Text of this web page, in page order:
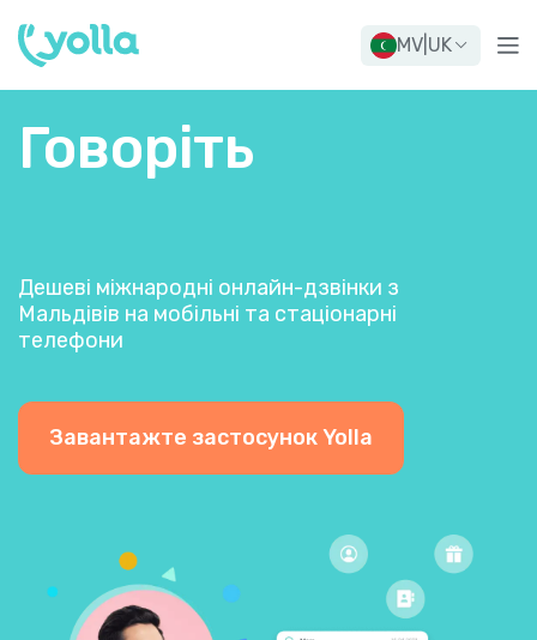
MV UK
Говоріть
Дешеві міжнародні онлайн-дзвінки з
Мальдівів на мобільні та стаціонарні
телефони
Завантажте застосунок Yolla